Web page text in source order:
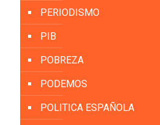
PERIODISMO
PIB
POBREZA
PODEMOS
POLITICA ESPAÑOLA